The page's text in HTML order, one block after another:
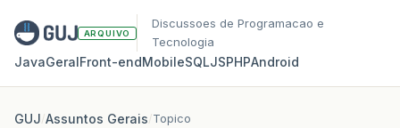
ARQUIVO
Discussoes de Programacao e
Tecnologia
JavaGeralFront‑endMobileSQLJSPHPAndroid
GUJ/Assuntos Gerais/Topico